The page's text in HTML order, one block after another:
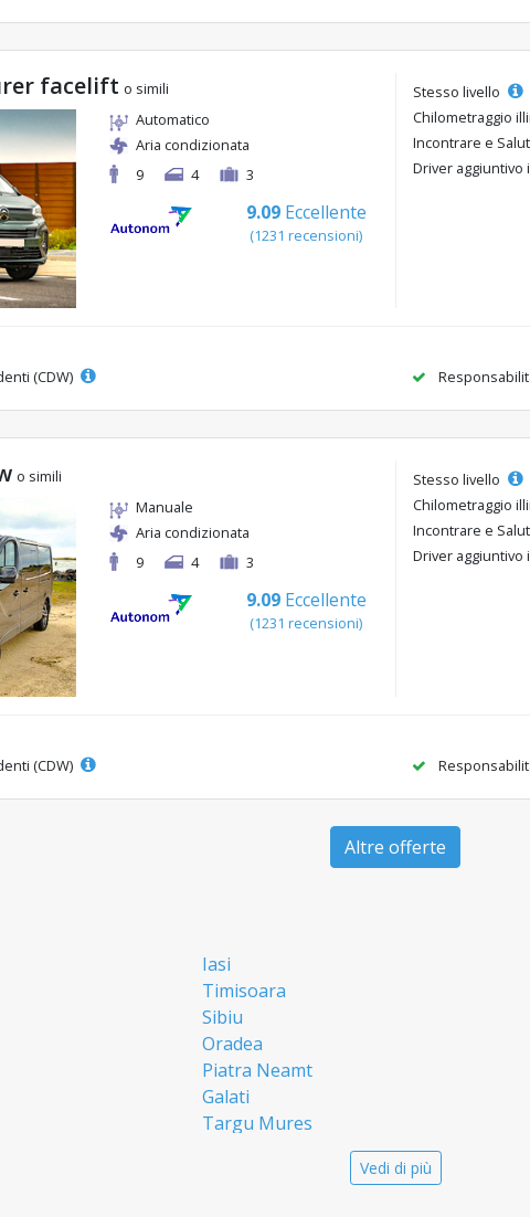
facelift o simili
Automatico
Aria condizionata
9
4 3
9.09 Eccellente
(1231 recensioni)
Stesso livello
Chilometraggio
Incontrare e
Driver aggiuntivo
(CDW)
o simili
Manuale
Aria condizionata
9
4 3
9.09 Eccellente
(1231 recensioni)
Stesso livello
Chilometraggio
Incontrare e
Driver aggiuntivo
(CDW)
Altre offerte
Iasi
Timisoara
Sibiu
Oradea
Piatra Neamt
Galati
Targu Mures
Vedi di più